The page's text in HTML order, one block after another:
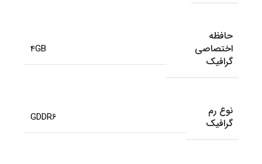
حافظه
اختصاصی
گرافیک
4GB
نوع رم
گرافیک
GDDR6